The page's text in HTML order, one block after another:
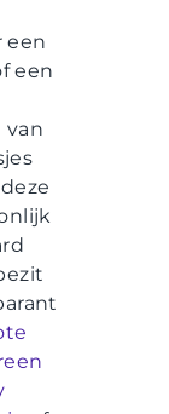
een
een
van